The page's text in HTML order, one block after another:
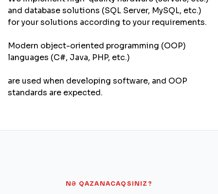
and database solutions (SQL Server, MySQL, etc.)
for your solutions according to your requirements.
Modern object-oriented programming (OOP)
languages ​​(C#, Java, PHP, etc.)
are used when developing software, and OOP
standards are expected.
NƏ QAZANACAQSINIZ?